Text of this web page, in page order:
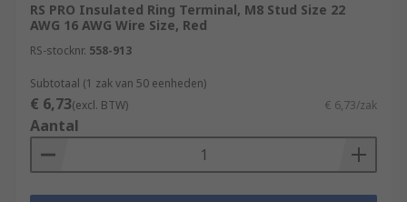
RS PRO Insulated Ring Terminal, M8 Stud Size 22
AWG 16 AWG Wire Size, Red
RS-stocknr. 558-913
Subtotaal (1 zak van 50 eenheden)
€ 6,73(excl. BTW) € 6,73/zak
Aantal